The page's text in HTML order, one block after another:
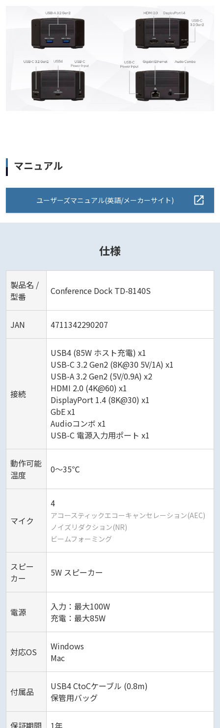
マニュアル
ユーザーズマニュアル(英語/メーカーサイト)
仕様
製品名 /
型番
Conference Dock TD-8140S
JAN 4711342290207
接続
USB4 (85W ホスト充電) x1
USB-C 3.2 Gen2 (8K@30 5V/1A) x1
USB-A 3.2 Gen2 (5V/0.9A) x2
HDMI 2.0 (4K@60) x1
DisplayPort 1.4 (8K@30) x1
GbE x1
Audioコンボ x1
USB-C 電源入力用ポート x1
動作可能
温度
0～35℃
マイク
4
アコースティックエコーキャンセレーション(AEC)
ノイズリダクション(NR)
ビームフォーミング
スピー
カー
5W スピーカー
電源
入力：最大100W
充電：最大85W
対応OS
Windows
Mac
付属品
USB4 CtoCケーブル (0.8m)
保管用バッグ
保証期間 1年